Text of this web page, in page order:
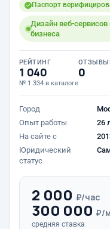
Паспорт
Дизайн веб-
бизнеса
РЕЙТИНГ
1 040
№ 1 334 в каталоге
ОТЗЫВЫ
0
Город
Опыт работы
26
На сайте с
Юридический
статус
2 000 ₽/час
300 000 ₽/
средняя ставка